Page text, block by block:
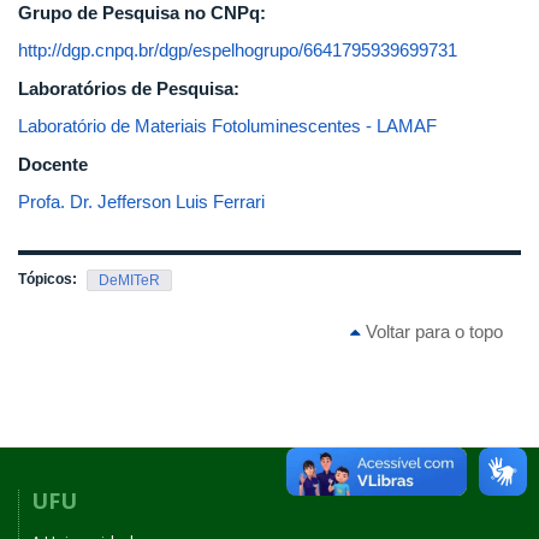
Grupo de Pesquisa no CNPq:
http://dgp.cnpq.br/dgp/espelhogrupo/6641795939699731
Laboratórios de Pesquisa:
Laboratório de Materiais Fotoluminescentes - LAMAF
Docente
Profa. Dr. Jefferson Luis Ferrari
Tópicos: DeMITeR
Voltar para o topo
UFU